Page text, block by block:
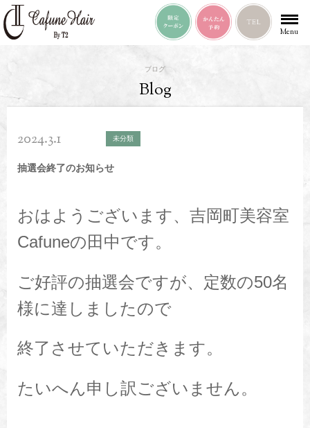
Menu
ブログ
Blog
2024.3.1 未分類
抽選会終了のお知らせ
おはようございます、吉岡町美容室
Cafuneの田中です。
ご好評の抽選会ですが、定数の50名
様に達しましたので
終了させていただきます。
たいへん申し訳ございません。